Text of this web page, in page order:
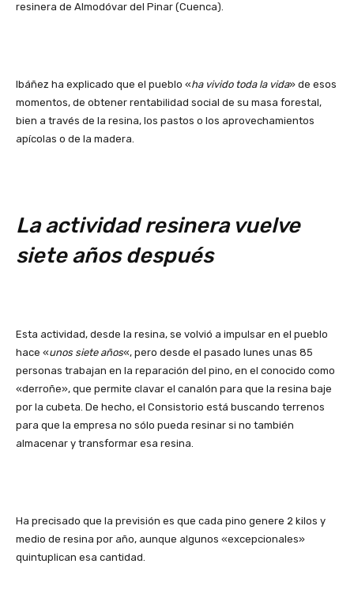
resinera de Almodóvar del Pinar (Cuenca).
Ibáñez ha explicado que el pueblo «ha vivido toda la vida» de esos
momentos, de obtener rentabilidad social de su masa forestal,
bien a través de la resina, los pastos o los aprovechamientos
apícolas o de la madera.
La actividad resinera vuelve
siete años después
Esta actividad, desde la resina, se volvió a impulsar en el pueblo
hace «unos siete años«, pero desde el pasado lunes unas 85
personas trabajan en la reparación del pino, en el conocido como
«derroñe», que permite clavar el canalón para que la resina baje
por la cubeta. De hecho, el Consistorio está buscando terrenos
para que la empresa no sólo pueda resinar si no también
almacenar y transformar esa resina.
Ha precisado que la previsión es que cada pino genere 2 kilos y
medio de resina por año, aunque algunos «excepcionales»
quintuplican esa cantidad.